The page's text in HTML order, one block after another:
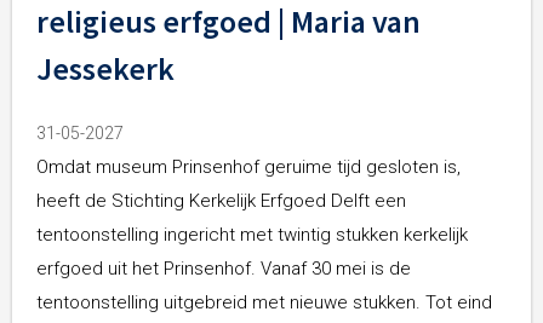
religieus erfgoed | Maria van
Jessekerk
31-05-2027
Omdat museum Prinsenhof geruime tijd gesloten is,
heeft de Stichting Kerkelijk Erfgoed Delft een
tentoonstelling ingericht met twintig stukken kerkelijk
erfgoed uit het Prinsenhof. Vanaf 30 mei is de
tentoonstelling uitgebreid met nieuwe stukken. Tot eind